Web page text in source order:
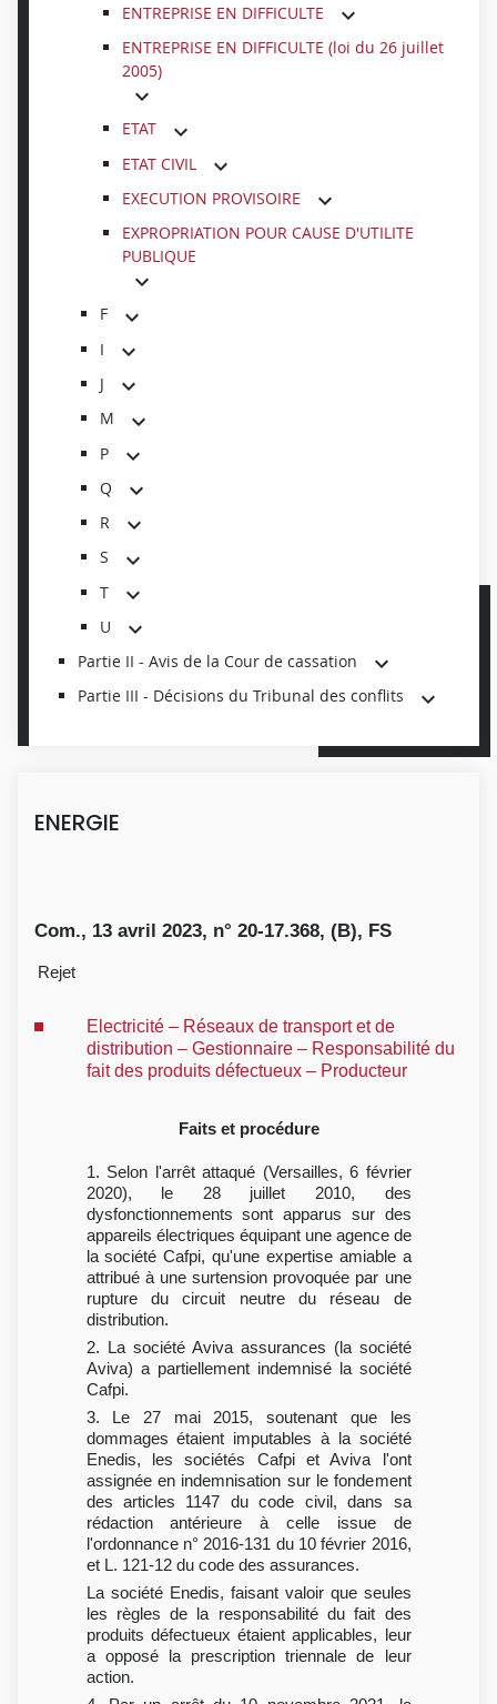
ENTREPRISE EN DIFFICULTE
ENTREPRISE EN DIFFICULTE (loi du 26 juillet
2005)
ETAT
ETAT CIVIL
EXECUTION PROVISOIRE
EXPROPRIATION POUR CAUSE D'UTILITE
PUBLIQUE
F
I
J
M
P
Q
R
S
T
U
Partie II - Avis de la Cour de cassation
Partie III - Décisions du Tribunal des conflits
ENERGIE
Com., 13 avril 2023, n° 20-17.368, (B), FS
Rejet
Electricité – Réseaux de transport et de
distribution – Gestionnaire – Responsabilité du
fait des produits défectueux – Producteur
Faits et procédure
1. Selon l'arrêt attaqué (Versailles, 6 février
2020), le 28 juillet 2010, des
dysfonctionnements sont apparus sur des
appareils électriques équipant une agence de
la société Cafpi, qu'une expertise amiable a
attribué à une surtension provoquée par une
rupture du circuit neutre du réseau de
distribution.
2. La société Aviva assurances (la société
Aviva) a partiellement indemnisé la société
Cafpi.
3. Le 27 mai 2015, soutenant que les
dommages étaient imputables à la société
Enedis, les sociétés Cafpi et Aviva l'ont
assignée en indemnisation sur le fondement
des articles 1147 du code civil, dans sa
rédaction antérieure à celle issue de
l'ordonnance n° 2016-131 du 10 février 2016,
et L. 121-12 du code des assurances.
La société Enedis, faisant valoir que seules
les règles de la responsabilité du fait des
produits défectueux étaient applicables, leur
a opposé la prescription triennale de leur
action.